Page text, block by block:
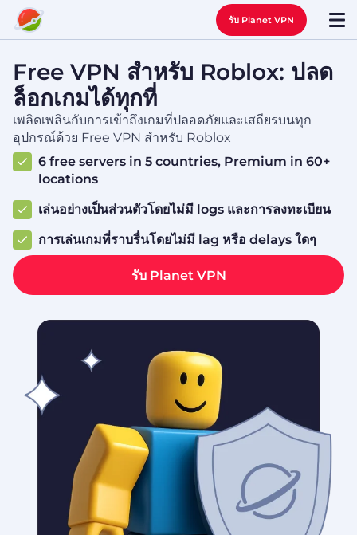
รับ Planet VPN
Free VPN สำหรับ Roblox: ปลด
ล็อกเกมได้ทุกที่
เพลิดเพลินกับการเข้าถึงเกมที่ปลอดภัยและเสถียรบนทุก
อุปกรณ์ด้วย Free VPN สำหรับ Roblox
6 free servers in 5 countries, Premium in 60+
locations
เล่นอย่างเป็นส่วนตัวโดยไม่มี logs และการลงทะเบียน
การเล่นเกมที่ราบรื่นโดยไม่มี lag หรือ delays ใดๆ
รับ Planet VPN